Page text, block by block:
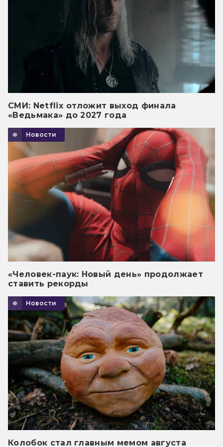
СМИ: Netflix отложит выход финала
«Ведьмака» до 2027 года
Новости
«Человек-паук: Новый день» продолжает
ставить рекорды
Новости
Колобок стал главным мемом августа